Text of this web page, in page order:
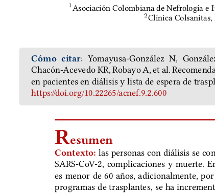
1 Asociación Colombiana de Nefrología
2Clínica Colsanitas,
Cómo citar:  Yomayusa-González  N,
Chacón-Acevedo KR, Robayo A, et al.
en pacientes en diálisis y lista de espera de
https://doi.org/10.22265/acnef.9.2.600
Resumen
Contexto: las personas con diálisis se
SARS-CoV-2, complicaciones y muerte.
es menor de 60 años, adicionalmente,
programas de trasplantes, se ha